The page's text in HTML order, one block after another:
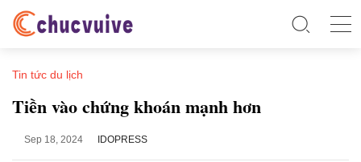
Tin tức du lịch
Tiền vào chứng khoán mạnh hơn
Sep 18, 2024 IDOPRESS